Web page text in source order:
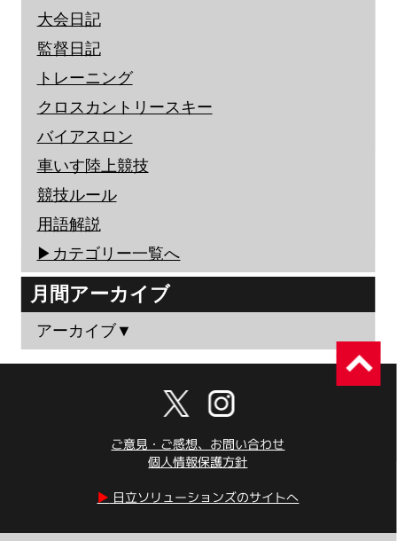
大会日記
監督日記
トレーニング
クロスカントリースキー
バイアスロン
車いす陸上競技
競技ルール
用語解説
▶︎カテゴリー一覧へ
月間アーカイブ
アーカイブ▼
ご意見・ご感想、お問い合わせ
個人情報保護方針
▶︎ 日立ソリューションズのサイトへ